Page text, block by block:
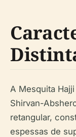
A Mesquita
Shirvan-
retangular,
espessas de